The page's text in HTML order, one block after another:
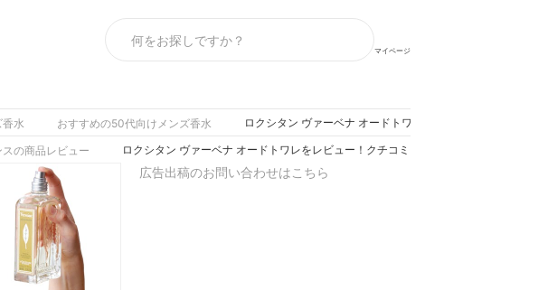
マイページ
水 おすすめの50代向けメンズ香水 ロクシタン ヴァーベナ オードトワレをレビュー！クチコミ・
の商品レビュー ロクシタン ヴァーベナ オードトワレをレビュー！クチコミ・評判をもとに徹底検証
広告出稿のお問い合わせはこちら